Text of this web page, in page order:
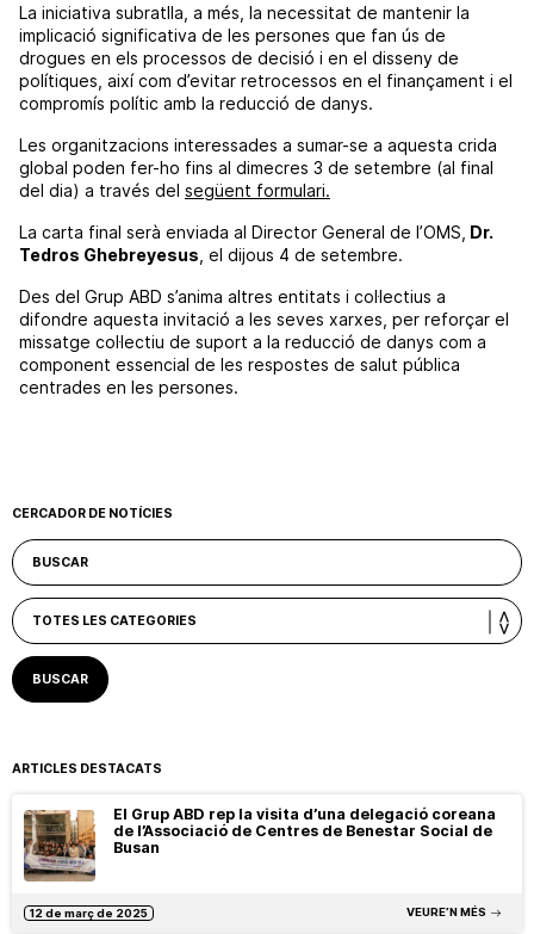
La iniciativa subratlla, a més, la necessitat de mantenir la
implicació significativa de les persones que fan ús de
drogues en els processos de decisió i en el disseny de
polítiques, així com d’evitar retrocessos en el finançament i el
compromís polític amb la reducció de danys.
Les organitzacions interessades a sumar-se a aquesta crida
global poden fer-ho fins al dimecres 3 de setembre (al final
del dia) a través del següent formulari.
La carta final serà enviada al Director General de l’OMS, Dr.
Tedros Ghebreyesus , el dijous 4 de setembre.
Des del Grup ABD s’anima altres entitats i col·lectius a
difondre aquesta invitació a les seves xarxes, per reforçar el
missatge col·lectiu de suport a la reducció de danys com a
component essencial de les respostes de salut pública
centrades en les persones.
CERCADOR DE NOTÍCIES
ARTICLES DESTACATS
El Grup ABD rep la visita d’una delegació coreana
de l’Associació de Centres de Benestar Social de
Busan
12 de març de 2025 VEURE’N MÉS